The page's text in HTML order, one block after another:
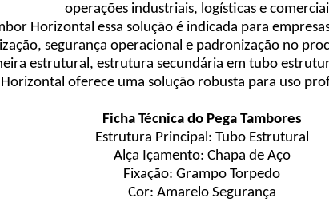
operações industriais, logísticas e
Horizontal essa solução é indicada para
segurança operacional e padronização no
estrutural, estrutura secundária em tubo
oferece uma solução robusta para uso
Ficha Técnica do Pega Tambores
Estrutura Principal: Tubo Estrutural
Alça Içamento: Chapa de Aço
Fixação: Grampo Torpedo
Cor: Amarelo Segurança